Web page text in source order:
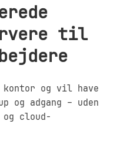
til
og vil have
adgang – uden
cloud-